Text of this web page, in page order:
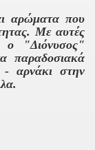
αρώματα που
Με αυτές
ο "Διόνυσος"
παραδοσιακά
- αρνάκι στην